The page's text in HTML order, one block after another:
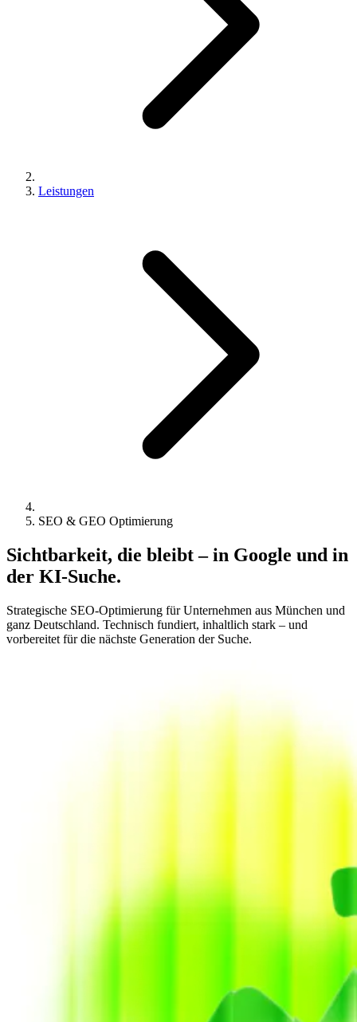
Leistungen
SEO & GEO Optimierung
Sichtbarkeit, die bleibt – in Google und in
der KI-Suche.
Strategische SEO-Optimierung für Unternehmen aus München und
ganz Deutschland. Technisch fundiert, inhaltlich stark – und
vorbereitet für die nächste Generation der Suche.